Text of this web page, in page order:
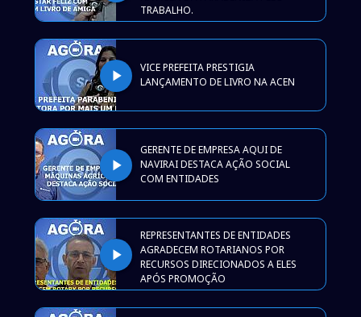
TRABALHO.
play_arrow
VICE PREFEITA PRESTIGIA
LANÇAMENTO DE LIVRO NA ACEN
play_arrow
GERENTE DE EMPRESA AQUI DE
NAVIRAI DESTACA AÇÃO SOCIAL
COM ENTIDADES
play_arrow
REPRESENTANTES DE ENTIDADES
AGRADECEM ROTARIANOS POR
RECURSOS DIRECIONADOS A ELES
APÓS PROMOÇÃO